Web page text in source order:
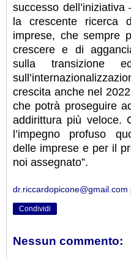
successo
la crescente ricerca
imprese, che sempre
crescere e di
sulla transizione
crescita anche nel
che potrà proseguire
addirittura più veloce.
l’impegno profuso
delle imprese e per il
noi assegnato”.
dr.riccardopicone@gmail.com
Condividi
Nessun commento: